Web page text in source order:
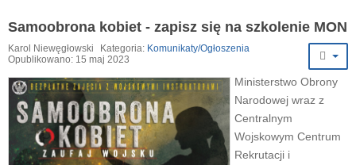
Samoobrona kobiet - zapisz się na szkolenie MON
Karol Niewęgłowski Kategoria: Komunikaty/Ogłoszenia
Opublikowano: 15 maj 2023
Ministerstwo Obrony
Narodowej wraz z
Centralnym
Wojskowym Centrum
Rekrutacji i